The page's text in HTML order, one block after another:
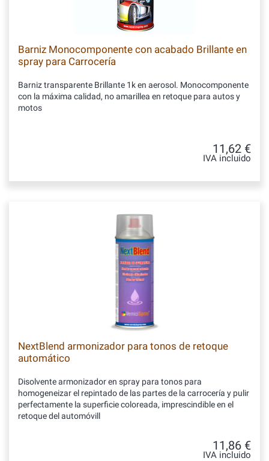
Barniz Monocomponente con acabado Brillante en
spray para Carrocería
Barniz transparente Brillante 1k en aerosol. Monocomponente
con la máxima calidad, no amarillea en retoque para autos y
motos
11,62 €
IVA incluido
NextBlend armonizador para tonos de retoque
automático
Disolvente armonizador en spray para tonos para
homogeneizar el repintado de las partes de la carrocería y pulir
perfectamente la superficie coloreada, imprescindible en el
retoque del automóvill
11,86 €
IVA incluido